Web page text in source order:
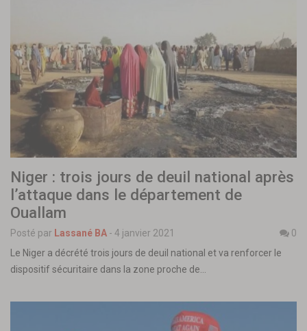
Niger : trois jours de deuil national après
l’attaque dans le département de
Ouallam
Posté par Lassané BA - 4 janvier 2021
0
Le Niger a décrété trois jours de deuil national et va renforcer le
dispositif sécuritaire dans la zone proche de…